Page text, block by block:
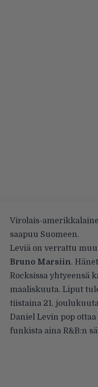
Virolais-
saapuu Suomeen.
Leviä on verrattu
Bruno Marsiin.
Rocksissa yhtyeensä
maaliskuuta. Liput
tiistaina 21.
Daniel Levin pop
funkista aina R&B:n